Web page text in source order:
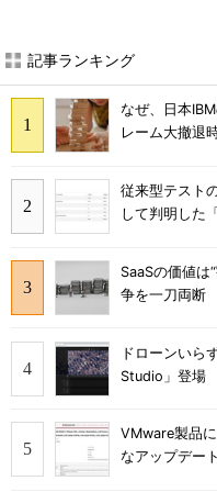
記事ランキング
なぜ、日本
レーム大撤退
従来型テスト
して判明した
SaaSの価値
争を一刀両断
ドローンいら
Studio」登場
VMware製品
なアップデー